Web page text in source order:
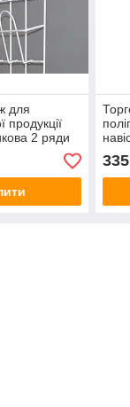
для
продукції
2 ряди
335